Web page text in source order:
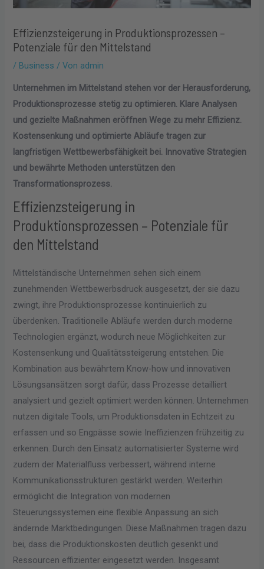
Effizienzsteigerung in Produktionsprozessen –
Potenziale für den Mittelstand
/ Business / Von admin
Unternehmen im Mittelstand stehen vor der Herausforderung,
Produktionsprozesse stetig zu optimieren. Klare Analysen
und gezielte Maßnahmen eröffnen Wege zu mehr Effizienz.
Kostensenkung und optimierte Abläufe tragen zur
langfristigen Wettbewerbsfähigkeit bei. Innovative Strategien
und bewährte Methoden unterstützen den
Transformationsprozess.
Effizienzsteigerung in
Produktionsprozessen – Potenziale für
den Mittelstand
Mittelständische Unternehmen sehen sich einem
zunehmenden Wettbewerbsdruck ausgesetzt, der sie dazu
zwingt, ihre Produktionsprozesse kontinuierlich zu
überdenken. Traditionelle Abläufe werden durch moderne
Technologien ergänzt, wodurch neue Möglichkeiten zur
Kostensenkung und Qualitätssteigerung entstehen. Die
Kombination aus bewährtem Know-how und innovativen
Lösungsansätzen sorgt dafür, dass Prozesse detailliert
analysiert und gezielt optimiert werden können. Unternehmen
nutzen digitale Tools, um Produktionsdaten in Echtzeit zu
erfassen und so Engpässe sowie Ineffizienzen frühzeitig zu
erkennen. Durch den Einsatz automatisierter Systeme wird
zudem der Materialfluss verbessert, während interne
Kommunikationsstrukturen gestärkt werden. Weiterhin
ermöglicht die Integration von modernen
Steuerungssystemen eine flexible Anpassung an sich
ändernde Marktbedingungen. Diese Maßnahmen tragen dazu
bei, dass die Produktionskosten deutlich gesenkt und
Ressourcen effizienter eingesetzt werden. Insgesamt